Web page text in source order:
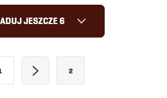
JESZCZE 6
2